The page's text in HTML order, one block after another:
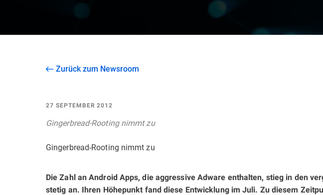
Zurück zum Newsroom
27 SEPTEMBER 2012
Gingerbread-Rooting nimmt zu
Gingerbread-Rooting nimmt zu
Die Zahl an Android Apps, die aggressive Adware enthalten, stieg in den
stetig an. Ihren Höhepunkt fand diese Entwicklung im Juli. Zu diesem